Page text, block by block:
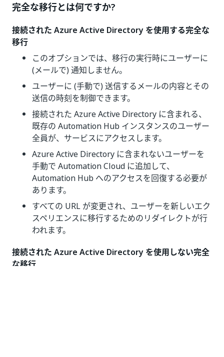
完全な移行とは何ですか?
接続された Azure Active Directory を使用する完全な
移行
このオプションでは、移行の実行時にユーザーに
(メールで) 通知しません。
ユーザーに (手動で) 送信するメールの内容とその
送信の時刻を制御できます。
接続された Azure Active Directory に含まれる、
既存の Automation Hub インスタンスのユーザー
全員が、サービスにアクセスします。
Azure Active Directory に含まれないユーザーを
手動で Automation Cloud に追加して、
Automation Hub へのアクセスを回復する必要が
あります。
すべての URL が変更され、ユーザーを新しいエク
スペリエンスに移行するためのリダイレクトが行
われます。
接続された Azure Active Directory を使用しない完全
な移行